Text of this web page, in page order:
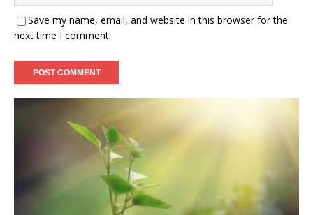
Save my name, email, and website in this browser for the
next time I comment.